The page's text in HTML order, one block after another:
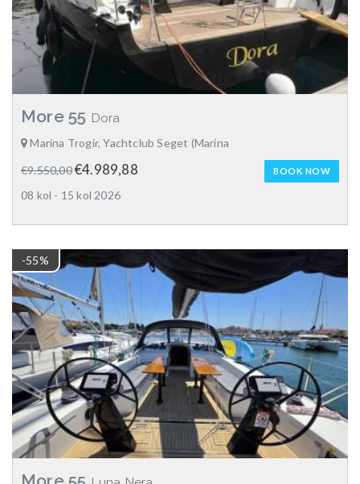
More 55 Dora
Marina Trogir, Yachtclub Seget (Marina
BOOK NOW
€9.550,00€4.989,88
08 kol - 15 kol 2026
-55%